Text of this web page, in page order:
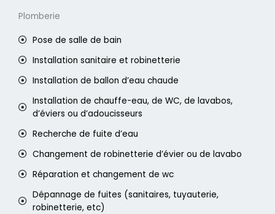
Plomberie
Pose de salle de bain
Installation sanitaire et robinetterie
Installation de ballon d’eau chaude
Installation de chauffe-eau, de WC, de lavabos,
d’éviers ou d’adoucisseurs
Recherche de fuite d’eau
Changement de robinetterie d’évier ou de lavabo
Réparation et changement de wc
Dépannage de fuites (sanitaires, tuyauterie,
robinetterie, etc)